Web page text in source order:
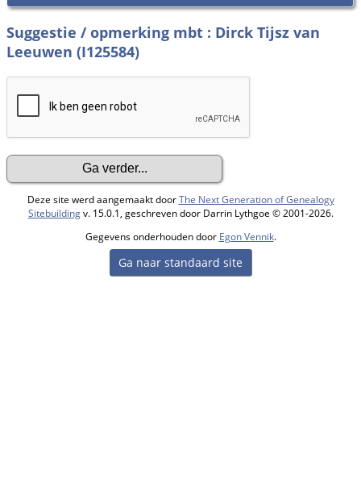
Suggestie / opmerking mbt : Dirck Tijsz van
Leeuwen (I125584)
Deze site werd aangemaakt doorThe Next Generation of Genealogy
Sitebuildingv. 15.0.1, geschreven door Darrin Lythgoe © 2001-2026.
Gegevens onderhouden door Egon Vennik.
Ga naar standaard site